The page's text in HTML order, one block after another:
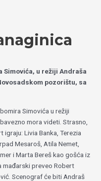
u režiji Andraša
pozorištu, sa
Simovića u režiji
mora videti. Strasno,
Livia Banka, Terezia
Mesaroš, Atila Nemet,
i Marta Bereš kao gošća iz
mađarski preveo Robert
Scenograf će biti Andraš